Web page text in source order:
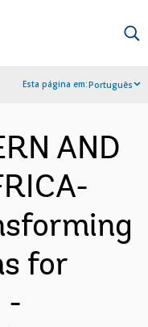
Esta página em:Português
AND
for
-